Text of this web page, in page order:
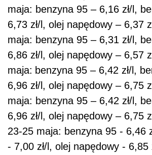
maja: benzyna 95 – 6,16 zł/l,
6,73 zł/l, olej napędowy – 6,37
maja: benzyna 95 – 6,31 zł/l,
6,86 zł/l, olej napędowy – 6,57
maja: benzyna 95 – 6,42 zł/l,
6,96 zł/l, olej napędowy – 6,75
maja: benzyna 95 – 6,42 zł/l,
6,96 zł/l, olej napędowy – 6,75
23-25 maja: benzyna 95 - 6,46
- 7,00 zł/l, olej napędowy - 6,85